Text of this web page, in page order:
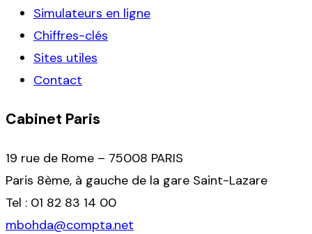
Simulateurs en ligne
Chiffres-clés
Sites utiles
Contact
Cabinet Paris
19 rue de Rome – 75008 PARIS
Paris 8ème, à gauche de la gare Saint-Lazare
Tel : 01 82 83 14 00
mbohda@compta.net